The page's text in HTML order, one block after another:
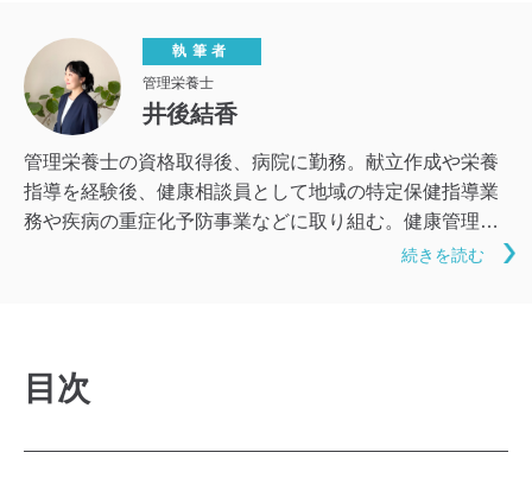
執筆者
管理栄養士
井後結香
管理栄養士の資格取得後、病院に勤務。献立作成や栄養
指導を経験後、健康相談員として地域の特定保健指導業
務や疾病の重症化予防事業などに取り組む。健康管理の
要となる食事の記事では、無理なく日々の生活に取り入
続きを読む
目次